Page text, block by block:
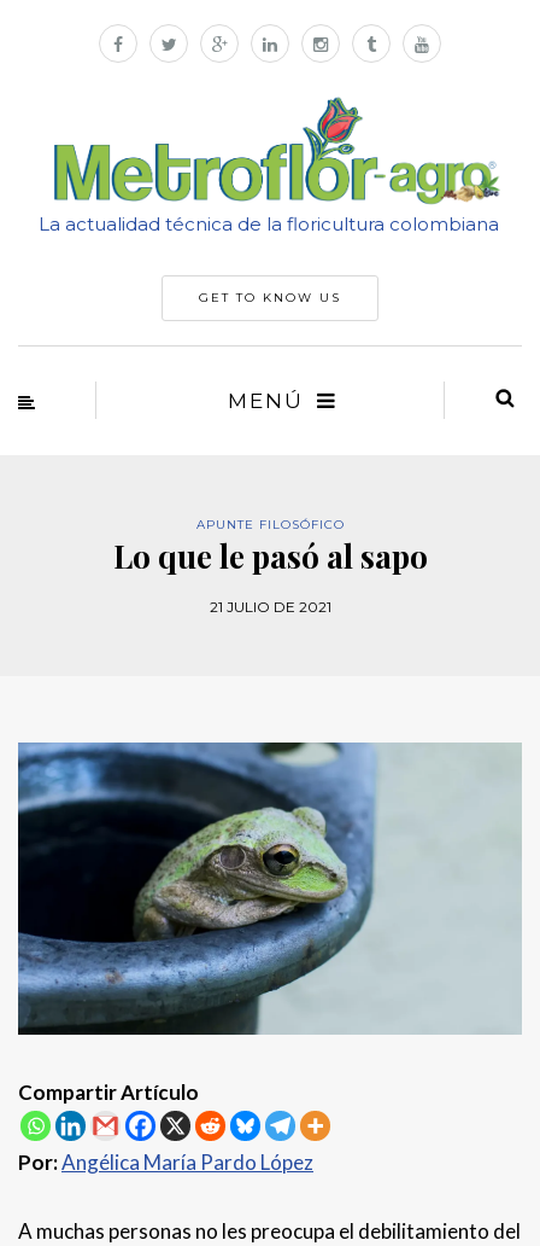
La actualidad técnica de la floricultura colombiana
GET TO KNOW US
MENÚ
APUNTE FILOSÓFICO
Lo que le pasó al sapo
21 JULIO DE 2021
Compartir Artículo
Por:Angélica María Pardo López
A muchas personas no les preocupa el debilitamiento del